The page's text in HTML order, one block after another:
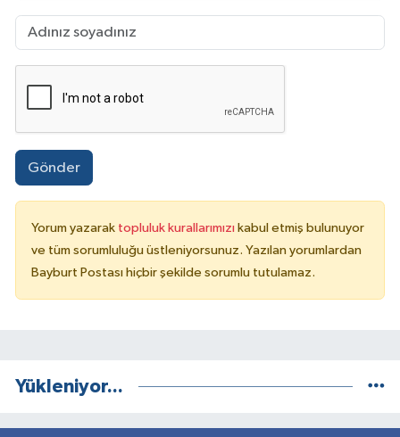
Gönder
Yorum yazarak topluluk kurallarımızı kabul etmiş bulunuyor
ve tüm sorumluluğu üstleniyorsunuz. Yazılan yorumlardan
Bayburt Postası hiçbir şekilde sorumlu tutulamaz.
Yükleniyor...